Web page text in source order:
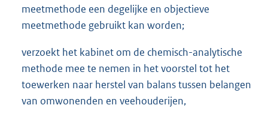
meetmethode een degelijke en objectieve
meetmethode gebruikt kan worden;
verzoekt het kabinet om de chemisch-analytische
methode mee te nemen in het voorstel tot het
toewerken naar herstel van balans tussen belangen
van omwonenden en veehouderijen,